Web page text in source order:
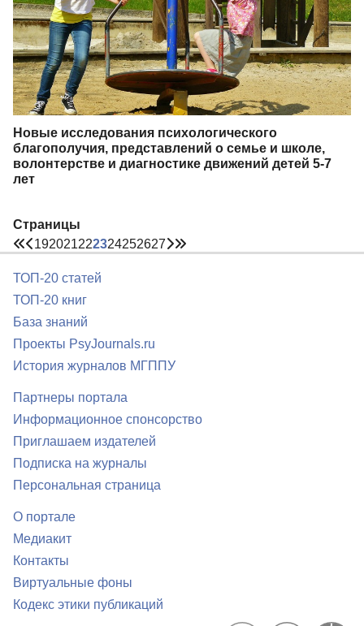
Новые исследования психологического
благополучия, представлений о семье и школе,
волонтерстве и диагностике движений детей 5-7
лет
Страницы
192021222324252627
ТОП-20 статей
ТОП-20 книг
База знаний
Проекты PsyJournals.ru
История журналов МГППУ
Партнеры портала
Информационное спонсорство
Приглашаем издателей
Подписка на журналы
Персональная страница
О портале
Медиакит
Контакты
Виртуальные фоны
Кодекс этики публикаций